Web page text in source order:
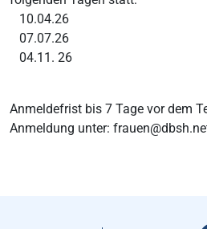
10.04.26
07.07.26
04.11. 26
Anmeldefrist bis 7 Tage vor dem
Anmeldung unter: